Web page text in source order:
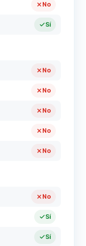
No
Sí
No
No
No
No
No
No
Sí
Sí